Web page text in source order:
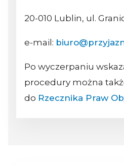
20-010 Lublin, ul.
e-mail:
Po wyczerpaniu
procedury można
do Rzecznika Praw